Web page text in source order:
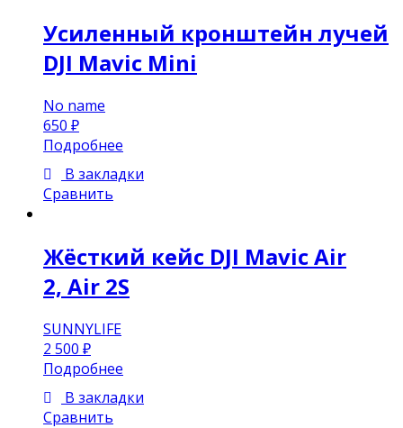
Усиленный кронштейн лучей
DJI Mavic Mini
No name
650 ₽
Подробнее
В закладки
Сравнить
Жёсткий кейс DJI Mavic Air
2, Air 2S
SUNNYLIFE
2 500 ₽
Подробнее
В закладки
Сравнить